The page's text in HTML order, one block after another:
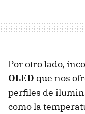
Por otro lado,
OLED que nos
perfiles de
como la